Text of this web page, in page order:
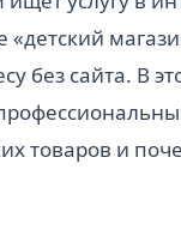
«детский
без сайта. В
товаров и